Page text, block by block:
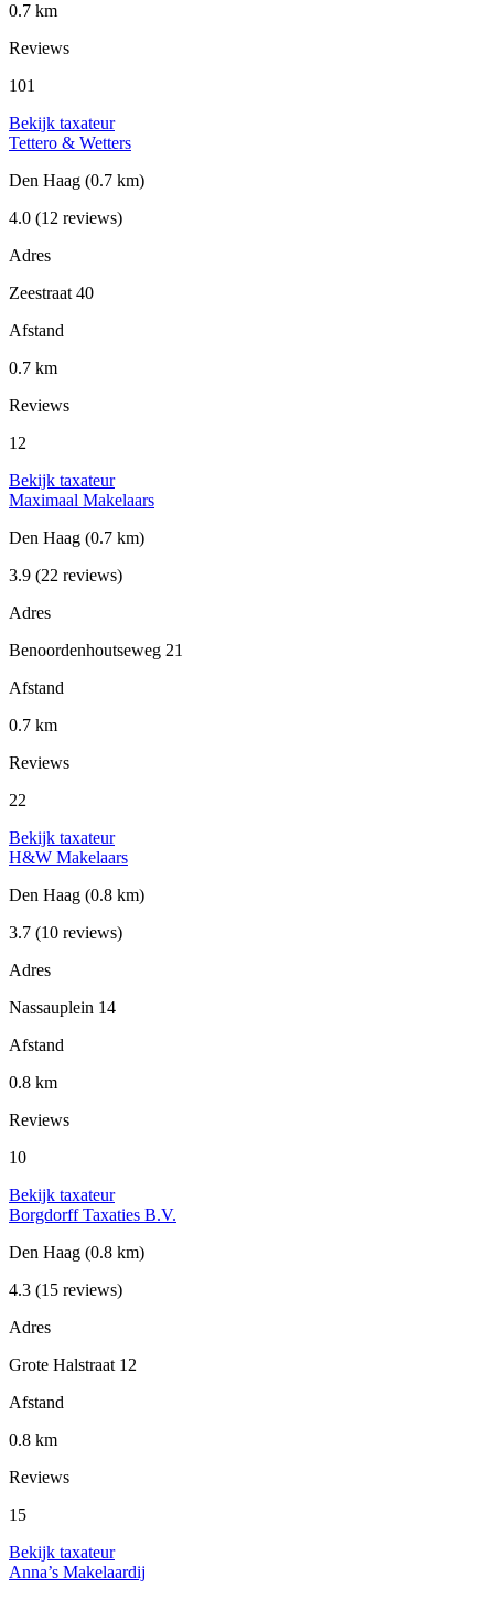
0.7 km
Reviews
101
Bekijk taxateur
Tettero & Wetters
Den Haag (0.7 km)
4.0 (12 reviews)
Adres
Zeestraat 40
Afstand
0.7 km
Reviews
12
Bekijk taxateur
Maximaal Makelaars
Den Haag (0.7 km)
3.9 (22 reviews)
Adres
Benoordenhoutseweg 21
Afstand
0.7 km
Reviews
22
Bekijk taxateur
H&W Makelaars
Den Haag (0.8 km)
3.7 (10 reviews)
Adres
Nassauplein 14
Afstand
0.8 km
Reviews
10
Bekijk taxateur
Borgdorff Taxaties B.V.
Den Haag (0.8 km)
4.3 (15 reviews)
Adres
Grote Halstraat 12
Afstand
0.8 km
Reviews
15
Bekijk taxateur
Anna’s Makelaardij